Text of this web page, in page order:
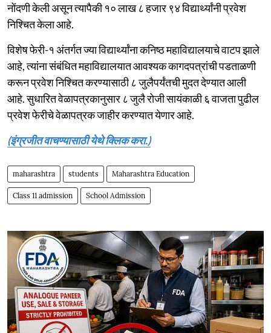
नोंदणी केली असून त्यापैकी १० लाख ८ हजार ९४ विद्यार्थ्यांनी प्रवेश
निश्चित केला आहे.
विशेष फेरी-१ अंतर्गत ज्या विद्यार्थ्यांना कनिष्ठ महाविद्यालयाचे वाटप झाले
आहे, त्यांना संबंधित महाविद्यालयात आवश्यक कागदपत्रांची पडताळणी
करून प्रवेश निश्चित करण्यासाठी ८ जुलैपर्यंतची मुदत देण्यात आली
आहे. सुधारित वेळापत्रकानुसार ८ जुलै रोजी सायंकाळी ६ वाजता पुढील
प्रवेश फेरीचे वेळापत्रक जाहीर करण्यात येणार आहे.
(इंग्रजीत वाचण्यासाठी येथे क्लिक करा.)
maharashtra students Maharashtra Education
Class 11 admission School Admission